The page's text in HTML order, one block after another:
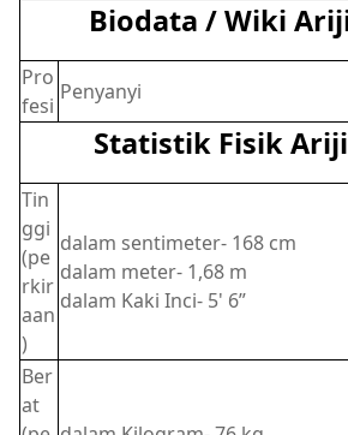
Biodata / Wiki
Pro
fesi
Penyanyi
Statistik Fisik
Tin
ggi
(pe
rkir
aan
)
dalam sentimeter- 168 cm
dalam meter- 1,68 m
dalam Kaki Inci- 5' 6”
Ber
at